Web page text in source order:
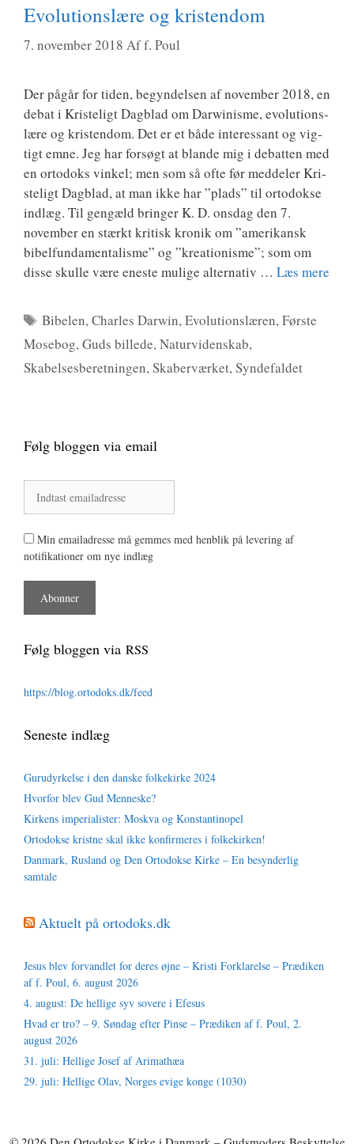
Evolutionslære og kristendom
7. november 2018 Aff. Poul
Der pågår for tiden, begyn­del­sen af novem­ber 2018, en
debat i Kri­ste­ligt Dag­blad om Darwi­nis­me, evo­lu­tions­
læ­re og kri­sten­dom. Det er et både inter­es­sant og vig­
tigt emne. Jeg har for­søgt at blan­de mig i debat­ten med
en orto­doks vin­kel; men som så ofte før med­del­er Kri­
ste­ligt Dag­blad, at man ikke har ”plads” til orto­dok­se
ind­læg. Til gen­gæld brin­ger K. D. ons­dag den 7.
novem­ber en stærkt kri­tisk kro­nik om ”ame­ri­kansk
bibel­fun­da­men­ta­lis­me” og ”kre­a­tio­nis­me”; som om
dis­se skul­le være ene­ste muli­ge alter­na­tiv … Læs mere
Tags
Bibelen,Charles Darwin,Evolutionslæren,Første
Mosebog,Guds billede,Naturvidenskab,
Skabelsesberetningen,Skaberværket,Syndefaldet
Følg bloggen via email
Min emailadresse må gemmes med henblik på levering af
notifikationer om nye indlæg
Følg bloggen via RSS
https://blog.ortodoks.dk/feed
Seneste indlæg
Gurudyrkelse i den danske folkekirke 2024
Hvorfor blev Gud Menneske?
Kirkens imperialister: Moskva og Konstantinopel
Ortodokse kristne skal ikke konfirmeres i folkekirken!
Danmark, Rusland og Den Ortodokse Kirke – En besynderlig
samtale
Aktuelt på ortodoks.dk
Jesus blev forvandlet for deres øjne – Kristi Forklarelse – Prædiken
af f. Poul, 6. august 2026
4. august: De hellige syv sovere i Efesus
Hvad er tro? – 9. Søndag efter Pinse – Prædiken af f. Poul, 2.
august 2026
31. juli: Hellige Josef af Arimathæa
29. juli: Hellige Olav, Norges evige konge (1030)